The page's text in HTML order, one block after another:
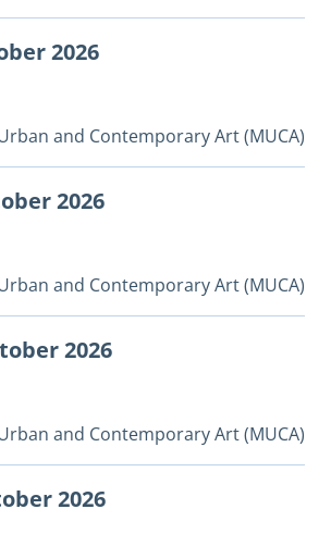
2026
and Contemporary Art (MUCA)
2026
and Contemporary Art (MUCA)
2026
and Contemporary Art (MUCA)
2026